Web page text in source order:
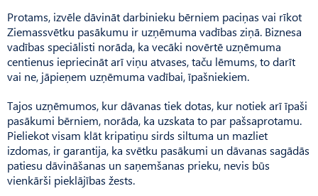
Protams, izvēle dāvināt darbinieku bērniem paciņas vai rīkot
Ziemassvētku pasākumu ir uzņēmuma vadības ziņā. Biznesa
vadības speciālisti norāda, ka vecāki novērtē uzņēmuma
centienus iepriecināt arī viņu atvases, taču lēmums, to darīt
vai ne, jāpieņem uzņēmuma vadībai, īpašniekiem.
Tajos uzņēmumos, kur dāvanas tiek dotas, kur notiek arī īpaši
pasākumi bērniem, norāda, ka uzskata to par pašsaprotamu.
Pie­liekot visam klāt kripatiņu sirds siltuma un mazliet
izdomas, ir garantija, ka svētku pasākumi un dāvanas sagādās
patiesu dāvināšanas un saņemšanas prieku, nevis būs
vienkārši pieklājības žests.